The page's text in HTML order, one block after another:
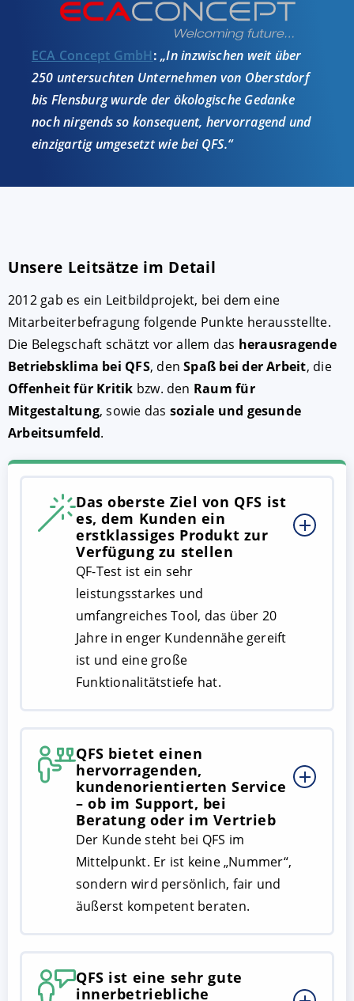
ECA Concept GmbH: „In inzwischen weit über
250 untersuchten Unternehmen von Oberstdorf
bis Flensburg wurde der ökologische Gedanke
noch nirgends so konsequent, hervorragend und
einzigartig umgesetzt wie bei QFS.“
Unsere Leitsätze im Detail
2012 gab es ein Leitbildprojekt, bei dem eine
Mitarbeiterbefragung folgende Punkte herausstellte.
Die Belegschaft schätzt vor allem das herausragende
Betriebsklima bei QFS, denSpaß bei der Arbeit, die
Offenheit für Kritik bzw. den Raum für
Mitgestaltung, sowie das soziale und gesunde
Arbeitsumfeld.
Das oberste Ziel von QFS ist
es, dem Kunden ein
erstklassiges Produkt zur
Verfügung zu stellen
QF-Test ist ein sehr
leistungsstarkes und
umfangreiches Tool, das über 20
Jahre in enger Kundennähe gereift
ist und eine große
Funktionalitätstiefe hat.
QFS bietet einen
hervorragenden,
kundenorientierten Service
– ob im Support, bei
Beratung oder im Vertrieb
Der Kunde steht bei QFS im
Mittelpunkt. Er ist keine „Nummer“,
sondern wird persönlich, fair und
äußerst kompetent beraten.
QFS ist eine sehr gute
innerbetriebliche